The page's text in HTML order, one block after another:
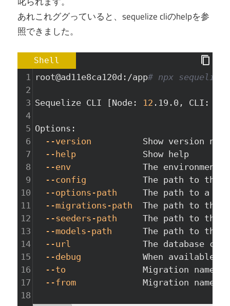
あれこれググっていると、sequelize cliのhelpを参
照できました。
Shell
1 root@ad11e8ca120d:/app# npx
2
3 Sequelize CLI [Node: 12 .19.0, CLI:
4
5 Options:
6
--version
Show version
7
--help
Show help
8
--env
The environment
9
--config
The path to the
10
--options-path
The path to a
11
--migrations-path
The path to the
12
--seeders-path
The path to the
13
--models-path
The path to the
14
--url
The database
15
--debug
When available
16
--to
Migration name
17
--from
Migration name
18